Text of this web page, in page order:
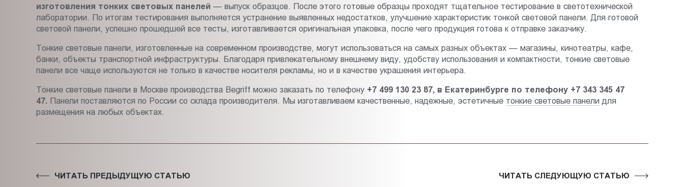
изготовления тонких световых панелей — выпуск образцов. После этого готовые образцы проходят тщательное тестирование в светотехнической
лаборатории. По итогам тестирования выполняется устранение выявленных недостатков, улучшение характеристик тонкой световой панели. Для готовой
световой панели, успешно прошедшей все тесты, изготавливается оригинальная упаковка, после чего продукция готова к отправке заказчику.
Тонкие световые панели, изготовленные на современном производстве, могут использоваться на самых разных объектах — магазины, кинотеатры, кафе,
банки, объекты транспортной инфраструктуры. Благодаря привлекательному внешнему виду, удобству использования и компактности, тонкие световые
панели все чаще используются не только в качестве носителя рекламы, но и в качестве украшения интерьера.
Тонкие световые панели в Москве производства Begriff можно заказать по телефону+7 499 130 23 87, в Екатеринбурге по телефону +7 343 345 47
47. Панели поставляются по России со склада производителя. Мы изготавливаем качественные, надежные, эстетичные тонкие световые панелидля
размещения на любых объектах.
ЧИТАТЬ ПРЕДЫДУЩУЮ СТАТЬЮ ЧИТАТЬ СЛЕДУЮЩУЮ СТАТЬЮ